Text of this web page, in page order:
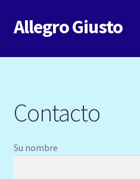
Ir
a
Ir
al
Allegro Giusto
Inicio
Risoterapia: Descubriendo los
Contacto
Su nombre